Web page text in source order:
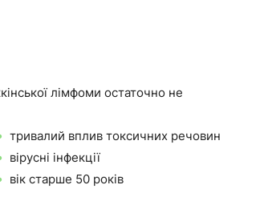
лімфоми остаточно не
тривалий вплив токсичних речовин
вірусні інфекції
вік старше 50 років